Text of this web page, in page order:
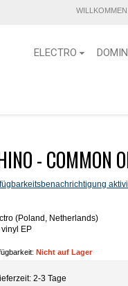
ELECTRO
- COMMON
(Poland, Netherlands)
vinyl EP
Nicht auf Lager
2-3 Tage